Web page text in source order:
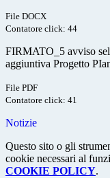
File DOCX
Contatore click: 44
FIRMATO_5 avviso
aggiuntiva Progetto
File PDF
Contatore click: 41
Notizie
Questo sito o gli
cookie necessari al
COOKIE POLICY.